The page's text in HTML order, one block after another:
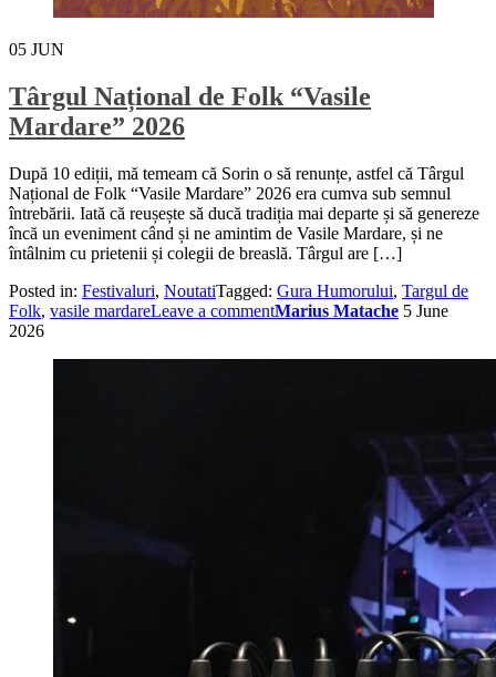
05 JUN
Târgul Național de Folk “Vasile
Mardare” 2026
După 10 ediții, mă temeam că Sorin o să renunțe, astfel că Târgul
Național de Folk “Vasile Mardare” 2026 era cumva sub semnul
întrebării. Iată că reușește să ducă tradiția mai departe și să genereze
încă un eveniment când și ne amintim de Vasile Mardare, și ne
întâlnim cu prietenii și colegii de breaslă. Târgul are […]
Posted in: Festivaluri, NoutatiTagged: Gura Humorului, Targul de
Folk, vasile mardareLeave a commentMarius Matache 5 June
2026